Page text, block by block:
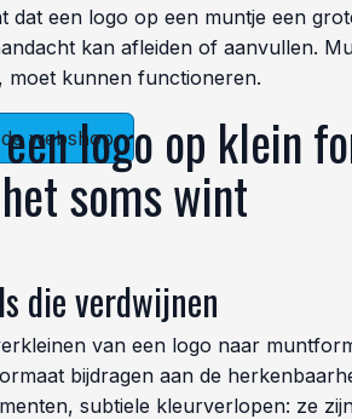
dat een logo op een muntje een
kan afleiden of aanvullen.
moet kunnen functioneren.
webshoplogo op klein
soms wint
die verdwijnen
van een logo naar
bijdragen aan de
subtiele kleurverlopen: ze